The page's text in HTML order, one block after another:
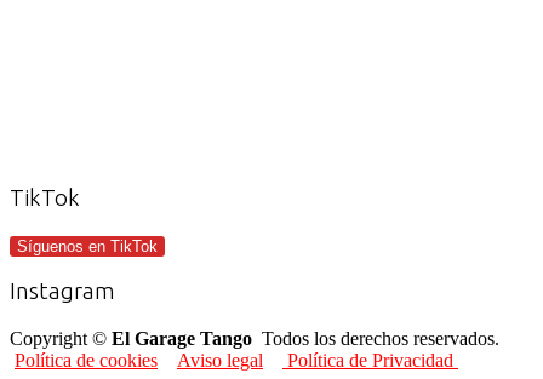
TikTok
Síguenos en TikTok
Instagram
Copyright © El Garage Tango Todos los derechos reservados.
Política de cookies
Aviso legal
Política de Privacidad